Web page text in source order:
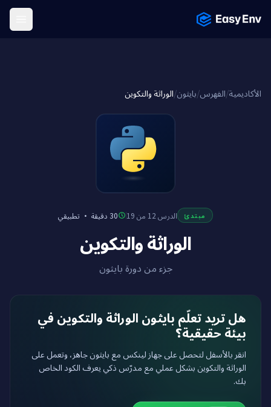
Menu
الأكاديمية/الفهرس/بايثون/الوراثة والتكوين
مبتدئ الدرس 12 من 19 30 دقيقة · تطبيقي
الوراثة والتكوين
جزء من دورة بايثون
هل تريد تعلّم بايثون الوراثة والتكوين في
بيئة حقيقية؟
انقر بالأسفل لتحصل على جهاز لينكس مع بايثون جاهز، وتعمل على
الوراثة والتكوين بشكل عملي مع مدرّس ذكي يعرف الكود الخاص
بك.